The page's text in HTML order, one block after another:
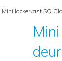
Mini lockerkast SQ